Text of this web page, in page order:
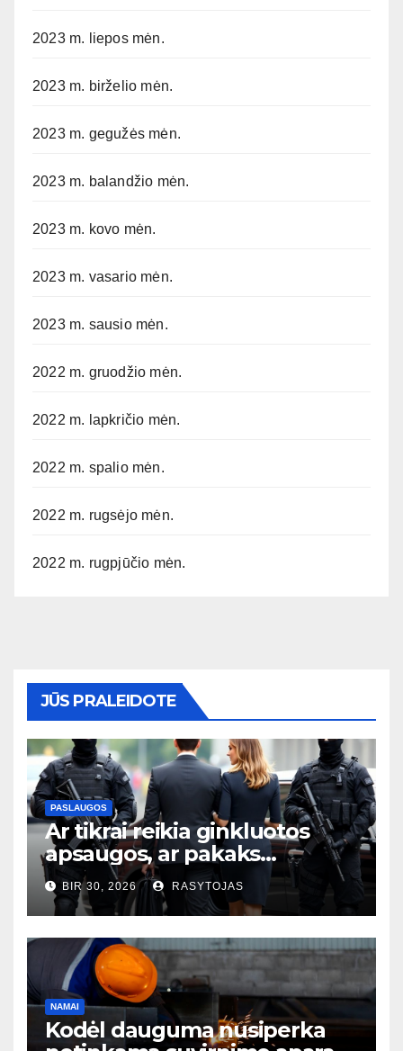
2023 m. liepos mėn.
2023 m. birželio mėn.
2023 m. gegužės mėn.
2023 m. balandžio mėn.
2023 m. kovo mėn.
2023 m. vasario mėn.
2023 m. sausio mėn.
2022 m. gruodžio mėn.
2022 m. lapkričio mėn.
2022 m. spalio mėn.
2022 m. rugsėjo mėn.
2022 m. rugpjūčio mėn.
JŪS PRALEIDOTE
PASLAUGOS
Ar tikrai reikia ginkluotos
apsaugos, ar pakaks
išmaniųjų kamerų?
BIR 30, 2026 RASYTOJAS
NAMAI
Kodėl dauguma nusiperka